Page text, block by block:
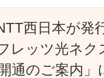
西日本が
レッツ光ネ
通のご案内